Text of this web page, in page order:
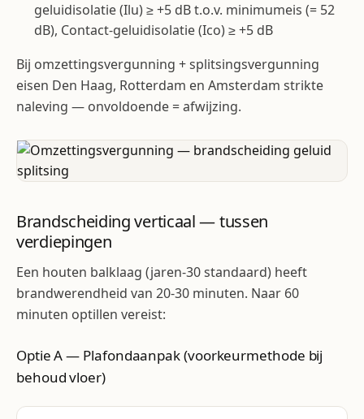
geluidisolatie (Ilu) ≥ +5 dB t.o.v. minimumeis (= 52
dB), Contact-geluidisolatie (Ico) ≥ +5 dB
Bij omzettingsvergunning + splitsingsvergunning
eisen Den Haag, Rotterdam en Amsterdam strikte
naleving — onvoldoende = afwijzing.
Brandscheiding verticaal — tussen
verdiepingen
Een houten balklaag (jaren-30 standaard) heeft
brandwerendheid van 20-30 minuten. Naar 60
minuten optillen vereist:
Optie A — Plafondaanpak (voorkeurmethode bij
behoud vloer)